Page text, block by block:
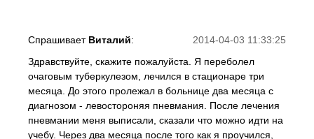
2014-04-03 11:33:25
Спрашивает Виталий:
Здравствуйте, скажите пожалуйста. Я переболел
очаговым туберкулезом, лечился в стационаре три
месяца. До этого пролежал в больнице два месяца с
диагнозом - левостороняя пневмания. После лечения
пневмании меня выписали, сказали что можно идти на
учебу. Через два месяца после того как я проучился,